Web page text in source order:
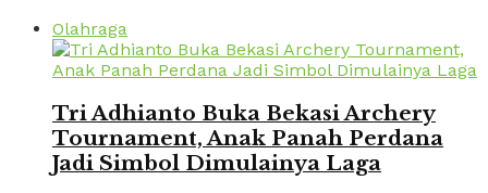
Olahraga
Tri Adhianto Buka Bekasi Archery
Tournament, Anak Panah Perdana
Jadi Simbol Dimulainya Laga